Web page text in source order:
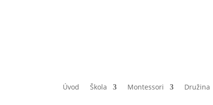
Úvod Škola Montessori Družina